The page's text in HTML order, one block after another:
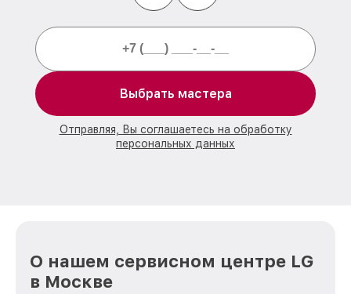
Выбрать мастера
Отправляя, Вы соглашаетесь на обработку
персональных данных
О нашем сервисном центре LG
в Москве